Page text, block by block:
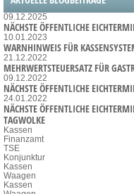
09.12.2025
NÄCHSTE ÖFFENTLICHE
10.01.2023
WARNHINWEIS FÜR
21.12.2022
MEHRWERTSTEUERSATZ FÜR
09.12.2022
NÄCHSTE ÖFFENTLICHE
24.01.2022
NÄCHSTE ÖFFENTLICHE
TAGWOLKE
Kassen
Finanzamt
TSE
Konjunktur
Kassen
Waagen
Kassen